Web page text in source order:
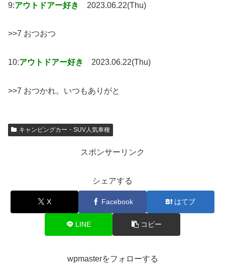
9:アウトドアー好き 2023.06.22(Thu)
>>7 おつおつ
10:アウトドアー好き 2023.06.22(Thu)
>>7 おつかれ。いつもありがと
キャンピングカー・SUV人気車種
スポンサーリンク
シェアする
X Facebook はてブ
LINE コピー
wpmasterをフォローする